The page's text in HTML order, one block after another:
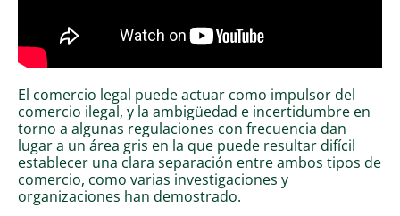
El comercio legal puede actuar como impulsor del
comercio ilegal, y la ambigüedad e incertidumbre en
torno a algunas regulaciones con frecuencia dan
lugar a un área gris en la que puede resultar difícil
establecer una clara separación entre ambos tipos de
comercio, como varias investigaciones y
organizaciones han demostrado.